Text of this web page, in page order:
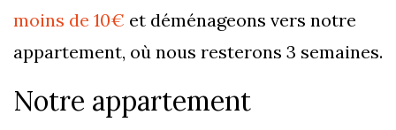
moins de 10€ et déménageons vers notre
appartement, où nous resterons 3 semaines.
Notre appartement